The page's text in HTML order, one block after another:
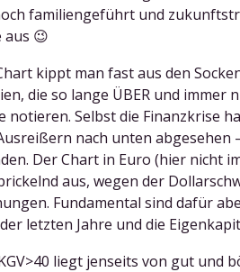
familiengeführt und
😉
kippt man fast aus den
die so lange ÜBER und immer
notieren. Selbst die Finanzkrise
nach unten abgesehen
Der Chart in Euro (hier nicht
aus, wegen der
Fundamental sind dafür
letzten Jahre und die
liegt jenseits von gut und